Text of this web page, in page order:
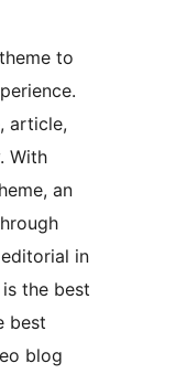
to
article,
With
an
in
the best
best
blog